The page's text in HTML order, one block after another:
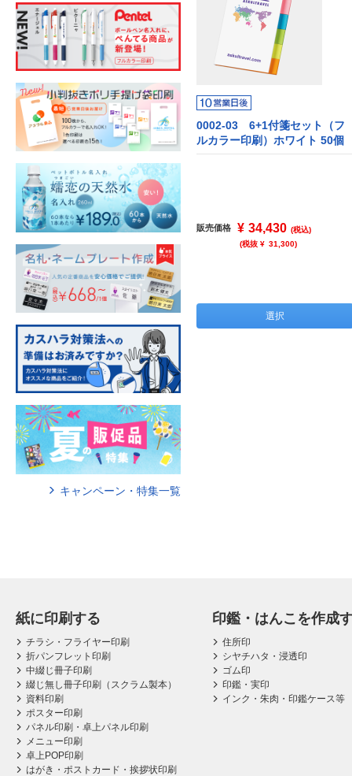
0002-03 6+1付箋セット（フ
ルカラー印刷）ホワイト 50個
販売価格 ¥ 34,430 (税込)
(税抜 ¥ 31,300)
選択
キャンペーン・特集一覧
紙に印刷する
チラシ・フライヤー印刷
折パンフレット印刷
中綴じ冊子印刷
綴じ無し冊子印刷（スクラム製本）
資料印刷
ポスター印刷
パネル印刷・卓上パネル印刷
メニュー印刷
卓上POP印刷
はがき・ポストカード・挨拶状印刷
印鑑・はんこを作成
住所印
シヤチハタ・浸透印
ゴム印
印鑑・実印
インク・朱肉・印鑑ケース等